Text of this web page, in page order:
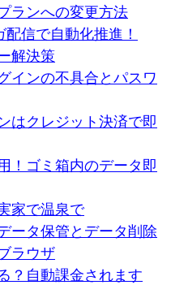
ランへの変更方法
信で自動化推進！
解決策
インの不具合とパスワ
はクレジット決済で即
！ゴミ箱内のデータ即
家で温泉で
ータ保管とデータ削除
ラウザ
？自動課金されます